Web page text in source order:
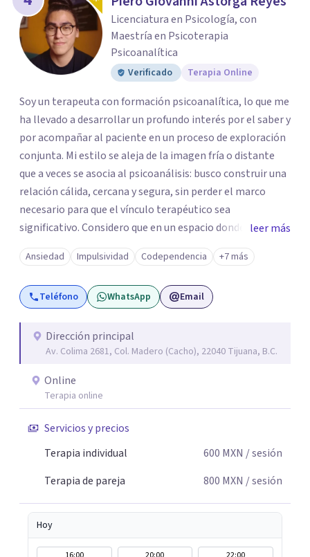
Licenciatura en Psicología, con
Maestría en Psicoterapia
Psicoanalítica
Verificado Terapia Online
Soy un terapeuta con formación psicoanalítica, lo que me
ha llevado a desarrollar un profundo interés por el saber y
por acompañar al paciente en un proceso de exploración
conjunta. Mi estilo se aleja de la imagen fría o distante
que a veces se asocia al psicoanálisis: busco construir una
relación cálida, cercana y segura, sin perder el marco
necesario para que el vínculo terapéutico sea
significativo. Considero que en un espacio donde uno
puede sentirse acompañado y escuchado, es posible
mirar con honestidad cómo nos vinculamos afuera, qué se
repite, qué duele, y qué puede transformarse. En mi
consultorio hay lugar para todo: risas, tristezas, enojos y
escuchada. Si pudiste conectar con algo de esto,
mándame un mensaje y comencemos juntos a trabajar en
leer más
Ansiedad Impulsividad Codependencia +7 más
Teléfono WhatsApp Email
Dirección principal
Av. Colima 2681, Col. Madero (Cacho), 22040 Tijuana, B.C.
Online
Terapia online
Servicios y precios
Terapia individual
600 MXN / sesión
Terapia de pareja
800 MXN / sesión
Hoy